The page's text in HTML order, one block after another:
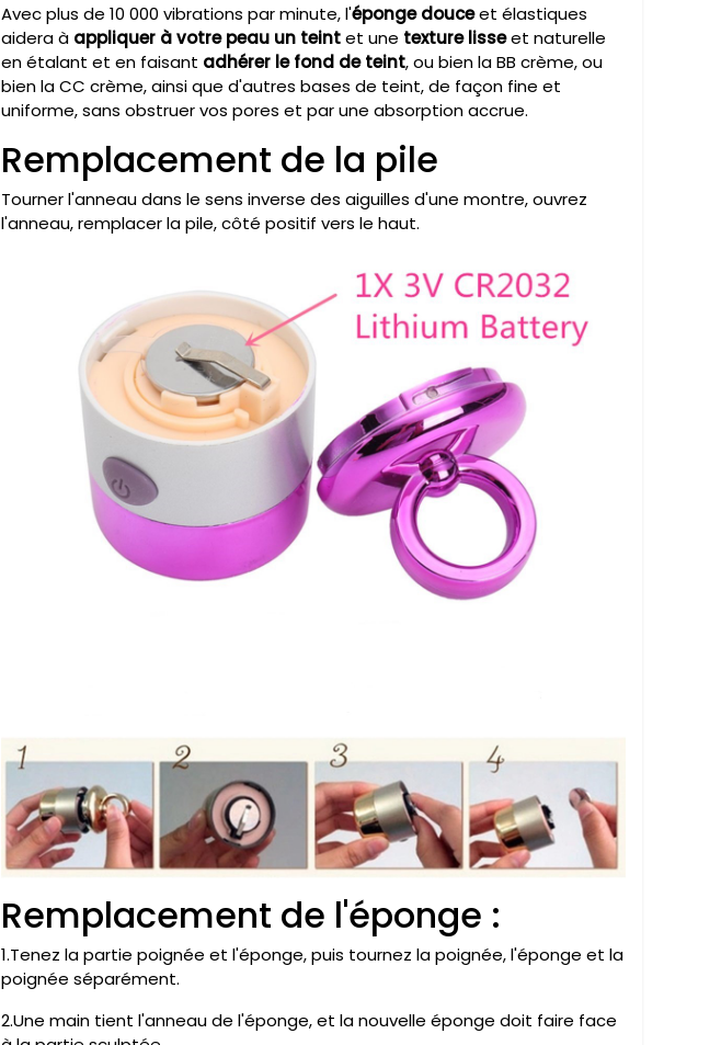
Avec plus de 10 000 vibrations par minute, l'éponge douceet élastiques
aidera à appliquer à votre peau un teintet une texture lisseet naturelle
en étalant et en faisant adhérer le fond de teint, ou bien la BB crème, ou
bien la CC crème, ainsi que d'autres bases de teint, de façon fine et
uniforme, sans obstruer vos pores et par une absorption accrue.
Remplacement de la pile
Tourner l'anneau dans le sens inverse des aiguilles d'une montre, ouvrez
l'anneau, remplacer la pile, côté positif vers le haut.
Remplacement de l'éponge :
1.Tenez la partie poignée et l'éponge, puis tournez la poignée, l'éponge et la
poignée séparément.
2.Une main tient l'anneau de l'éponge, et la nouvelle éponge doit faire face